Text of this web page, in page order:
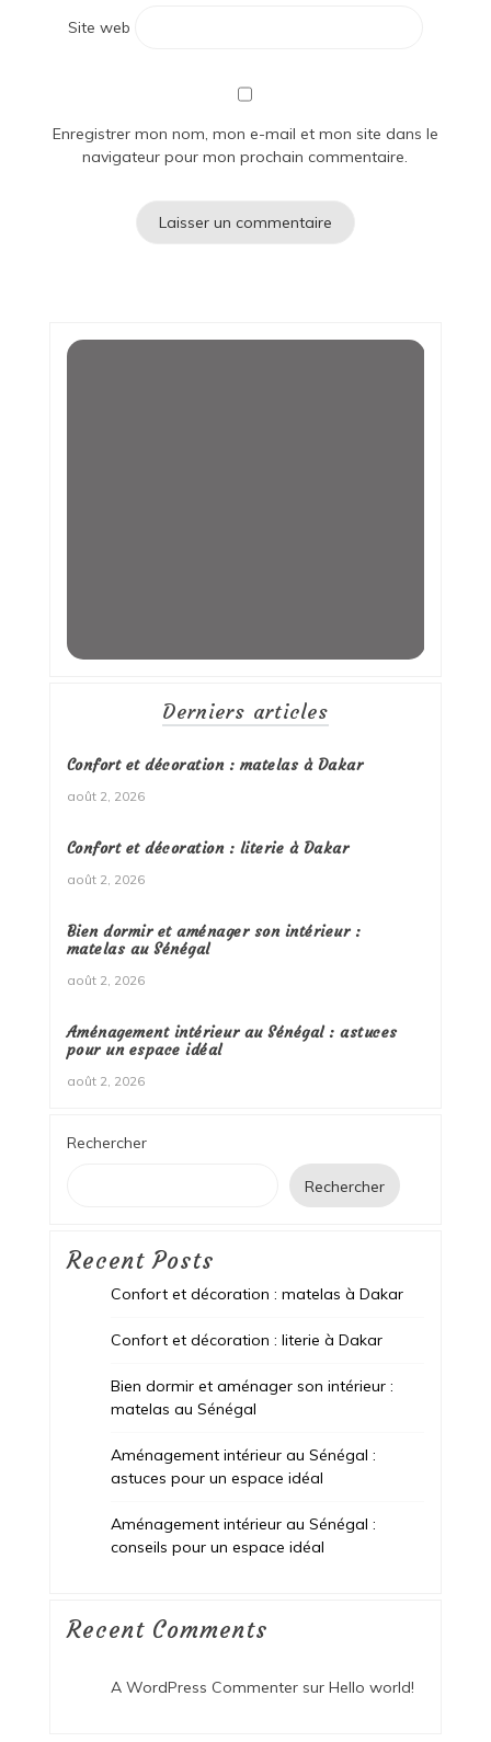
Site web
Enregistrer mon nom, mon e-mail et mon site dans le
navigateur pour mon prochain commentaire.
Derniers articles
Confort et décoration : matelas à Dakar
août 2, 2026
Confort et décoration : literie à Dakar
août 2, 2026
Bien dormir et aménager son intérieur :
matelas au Sénégal
août 2, 2026
Aménagement intérieur au Sénégal : astuces
pour un espace idéal
août 2, 2026
Rechercher
Rechercher
Recent Posts
Confort et décoration : matelas à Dakar
Confort et décoration : literie à Dakar
Bien dormir et aménager son intérieur :
matelas au Sénégal
Aménagement intérieur au Sénégal :
astuces pour un espace idéal
Aménagement intérieur au Sénégal :
conseils pour un espace idéal
Recent Comments
A WordPress Commentersur Hello world!